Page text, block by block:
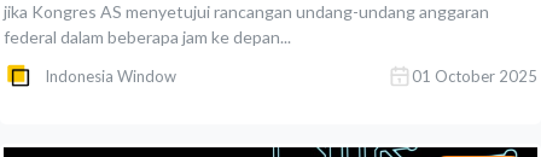
jika Kongres AS menyetujui rancangan undang-undang anggaran
federal dalam beberapa jam ke depan...
Indonesia Window 01 October 2025